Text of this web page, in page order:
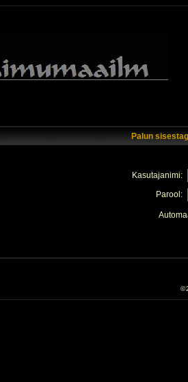
Palun
Kasutajanimi:
Parool:
©